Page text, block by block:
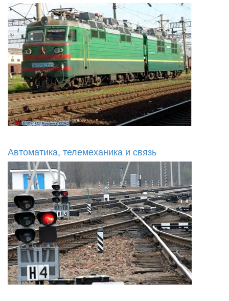
Автоматика, телемеханика и связь